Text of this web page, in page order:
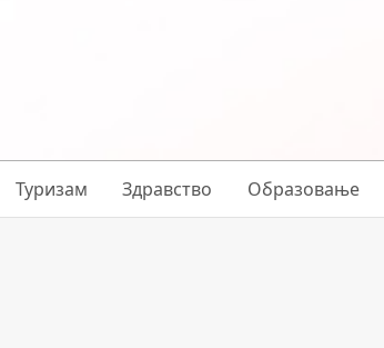
Туризам Здравство Образовање